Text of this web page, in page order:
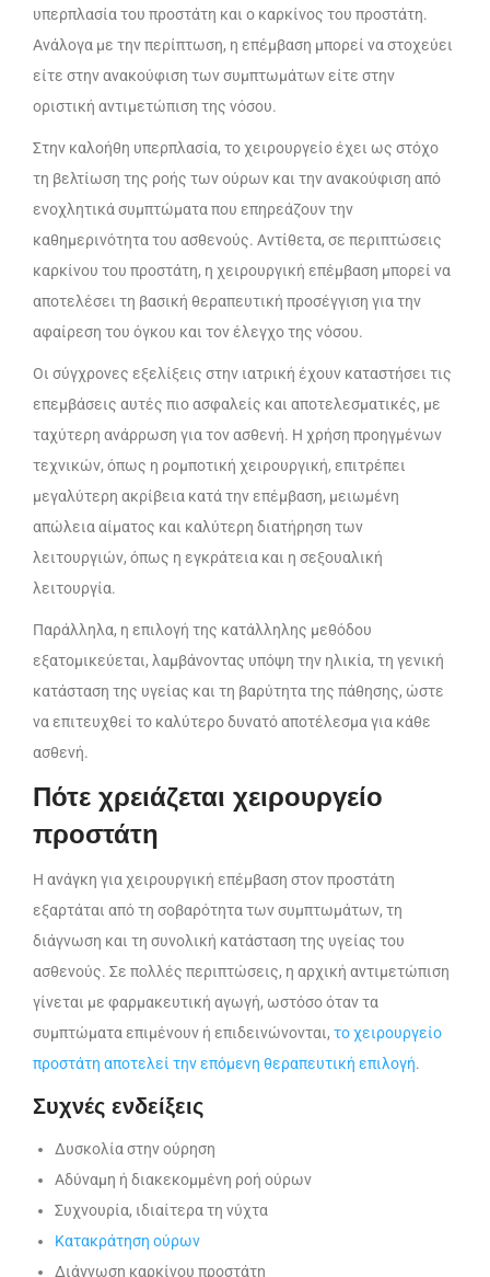
υπερπλασία του προστάτη και ο καρκίνος του προστάτη.
Ανάλογα με την περίπτωση, η επέμβαση μπορεί να στοχεύει
είτε στην ανακούφιση των συμπτωμάτων είτε στην
οριστική αντιμετώπιση της νόσου.
Στην καλοήθη υπερπλασία, το χειρουργείο έχει ως στόχο
τη βελτίωση της ροής των ούρων και την ανακούφιση από
ενοχλητικά συμπτώματα που επηρεάζουν την
καθημερινότητα του ασθενούς. Αντίθετα, σε περιπτώσεις
καρκίνου του προστάτη, η χειρουργική επέμβαση μπορεί να
αποτελέσει τη βασική θεραπευτική προσέγγιση για την
αφαίρεση του όγκου και τον έλεγχο της νόσου.
Οι σύγχρονες εξελίξεις στην ιατρική έχουν καταστήσει τις
επεμβάσεις αυτές πιο ασφαλείς και αποτελεσματικές, με
ταχύτερη ανάρρωση για τον ασθενή. Η χρήση προηγμένων
τεχνικών, όπως η ρομποτική χειρουργική, επιτρέπει
μεγαλύτερη ακρίβεια κατά την επέμβαση, μειωμένη
απώλεια αίματος και καλύτερη διατήρηση των
λειτουργιών, όπως η εγκράτεια και η σεξουαλική
λειτουργία.
Παράλληλα, η επιλογή της κατάλληλης μεθόδου
εξατομικεύεται, λαμβάνοντας υπόψη την ηλικία, τη γενική
κατάσταση της υγείας και τη βαρύτητα της πάθησης, ώστε
να επιτευχθεί το καλύτερο δυνατό αποτέλεσμα για κάθε
ασθενή.
Πότε χρειάζεται χειρουργείο
προστάτη
Η ανάγκη για χειρουργική επέμβαση στον προστάτη
εξαρτάται από τη σοβαρότητα των συμπτωμάτων, τη
διάγνωση και τη συνολική κατάσταση της υγείας του
ασθενούς. Σε πολλές περιπτώσεις, η αρχική αντιμετώπιση
γίνεται με φαρμακευτική αγωγή, ωστόσο όταν τα
συμπτώματα επιμένουν ή επιδεινώνονται, το χειρουργείο
προστάτη αποτελεί την επόμενη θεραπευτική επιλογή.
Συχνές ενδείξεις
Δυσκολία στην ούρηση
Αδύναμη ή διακεκομμένη ροή ούρων
Συχνουρία, ιδιαίτερα τη νύχτα
Κατακράτηση ούρων
Διάγνωση καρκίνου προστάτη